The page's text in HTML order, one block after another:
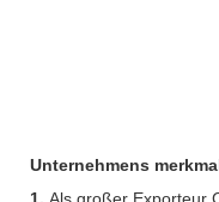
Unternehmens
1. Als großer Exporteur